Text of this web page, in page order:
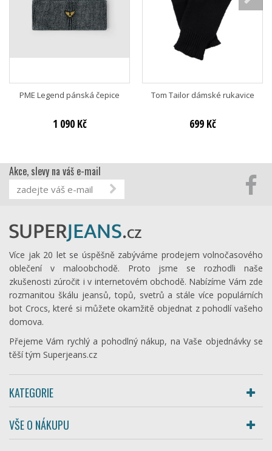
PME Legend pánská čepice
1 090 Kč
Tom Tailor dámské rukavice
699 Kč
Akce, slevy na váš e-mail
Více jak 20 let se úspěšně zabýváme prodejem volnočasového
oblečení v maloobchodě. Proto jsme se rozhodli naše
zkušenosti zúročit i v internetovém obchodě. Nabízíme Vám zde
rozmanitou škálu jeansů, topů, svetrů a stále více populárních
bot Crocs, které si můžete okamžitě objednat z pohodlí vašeho
domova.
Přejeme Vám rychlý a pohodlný nákup, na Vaše objednávky se
těší tým Superjeans.cz
KATEGORIE
VŠE O NÁKUPU